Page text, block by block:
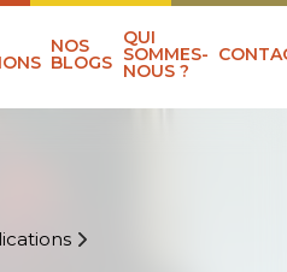
NOS
BLOGS
QUI
SOMMES-
NOUS ?